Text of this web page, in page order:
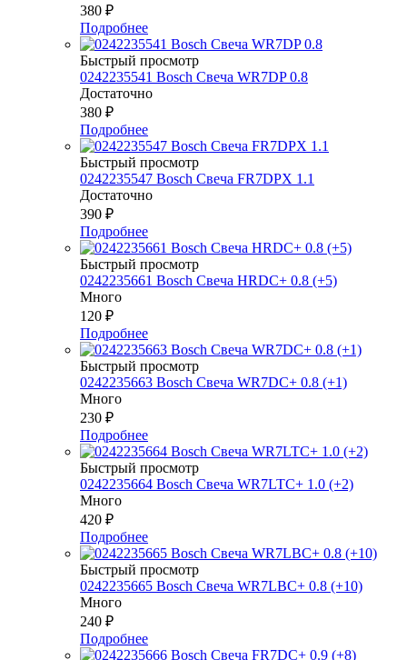
380 ₽
Подробнее
Быстрый просмотр
0242235541 Bosch Свеча WR7DP 0.8
Достаточно
380 ₽
Подробнее
Быстрый просмотр
0242235547 Bosch Свеча FR7DPX 1.1
Достаточно
390 ₽
Подробнее
Быстрый просмотр
0242235661 Bosch Свеча HRDC+ 0.8 (+5)
Много
120 ₽
Подробнее
Быстрый просмотр
0242235663 Bosch Свеча WR7DC+ 0.8 (+1)
Много
230 ₽
Подробнее
Быстрый просмотр
0242235664 Bosch Свеча WR7LTC+ 1.0 (+2)
Много
420 ₽
Подробнее
Быстрый просмотр
0242235665 Bosch Свеча WR7LBC+ 0.8 (+10)
Много
240 ₽
Подробнее